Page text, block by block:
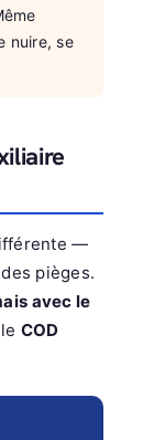
nuire, se
—
pièges.
avec le
COD